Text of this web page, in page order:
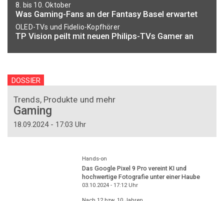
8. bis 10. Oktober
Was Gaming-Fans an der Fantasy Basel erwartet
OLED-TVs und Fidelio-Kopfhörer
TP Vision peilt mit neuen Philips-TVs Gamer an
DOSSIER
Trends, Produkte und mehr
Gaming
18.09.2024 - 17:03 Uhr
Hands-on
Das Google Pixel 9 Pro vereint KI und
hochwertige Fotografie unter einer Haube
03.10.2024 - 17:12Uhr